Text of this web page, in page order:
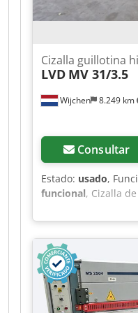
Wijchen 8.249 km
Cizalla guillotina
LVD MV 31/3.5
Consultar
Estado: usado,
funcional, Cizalla
× 3,5 mm – Cizalla
Company,
Aftjkr Modelo: MV
corte: 3100 mm
(acero): 3,5 mm
trasero: eléctrico,
aprox. 4000 kg
× 1600 mm